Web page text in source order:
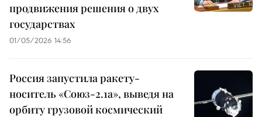
продвижения решения о двух
государствах
01/05/2026 14:56
Россия запустила ракету-
носитель «Союз-2.1а», выведя на
орбиту грузовой космический